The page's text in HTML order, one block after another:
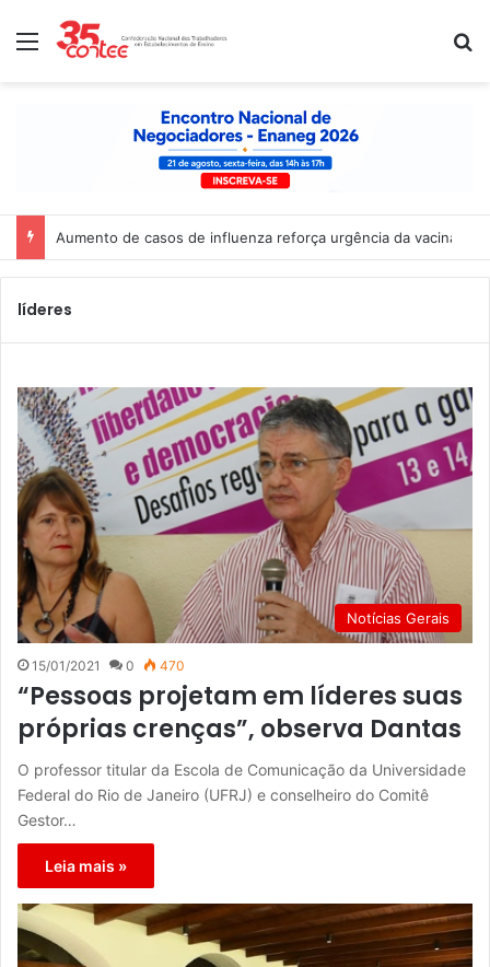
Menu
Aumento de casos de influenza reforça urgência da
líderes
Notícias Gerais
15/01/2021 0 470
“Pessoas projetam em líderes suas
próprias crenças”, observa Dantas
O professor titular da Escola de Comunicação da Universidade
Federal do Rio de Janeiro (UFRJ) e conselheiro do Comitê
Gestor…
Leia mais »